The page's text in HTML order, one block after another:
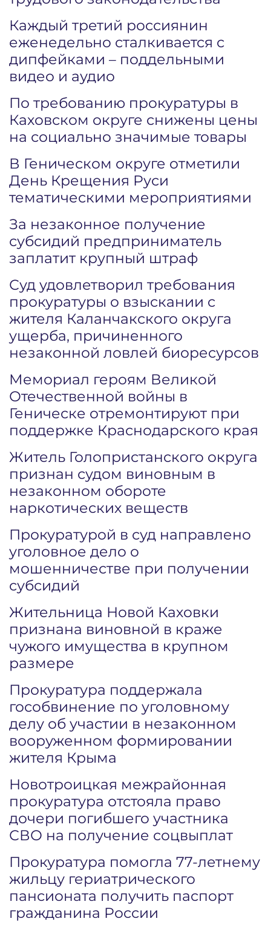
Каждый третий россиянин
еженедельно сталкивается с
дипфейками – поддельными
видео и аудио
По требованию прокуратуры в
Каховском округе снижены цены
на социально значимые товары
В Геническом округе отметили
День Крещения Руси
тематическими мероприятиями
За незаконное получение
субсидий предприниматель
заплатит крупный штраф
Суд удовлетворил требования
прокуратуры о взыскании с
жителя Каланчакского округа
ущерба, причиненного
незаконной ловлей биоресурсов
Мемориал героям Великой
Отечественной войны в
Геническе отремонтируют при
поддержке Краснодарского края
Житель Голопристанского округа
признан судом виновным в
незаконном обороте
наркотических веществ
Прокуратурой в суд направлено
уголовное дело о
мошенничестве при получении
субсидий
Жительница Новой Каховки
признана виновной в краже
чужого имущества в крупном
размере
Прокуратура поддержала
гособвинение по уголовному
делу об участии в незаконном
вооруженном формировании
жителя Крыма
Новотроицкая межрайонная
прокуратура отстояла право
дочери погибшего участника
СВО на получение соцвыплат
Прокуратура помогла 77-летнему
жильцу гериатрического
пансионата получить паспорт
гражданина России